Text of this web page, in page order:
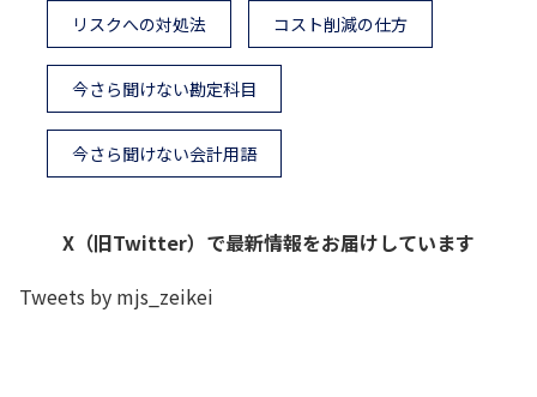
リスクへの対処法 コスト削減の仕方
今さら聞けない勘定科目
今さら聞けない会計用語
X（旧Twitter）で最新情報をお届けしています
Tweets by mjs_zeikei